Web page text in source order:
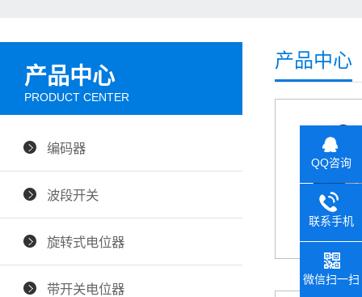
产品中心
PRODUCT CENTER
编码器
波段开关
旋转式电位器
带开关电位器
产品中心
QQ咨询
联系手机
微信扫一扫